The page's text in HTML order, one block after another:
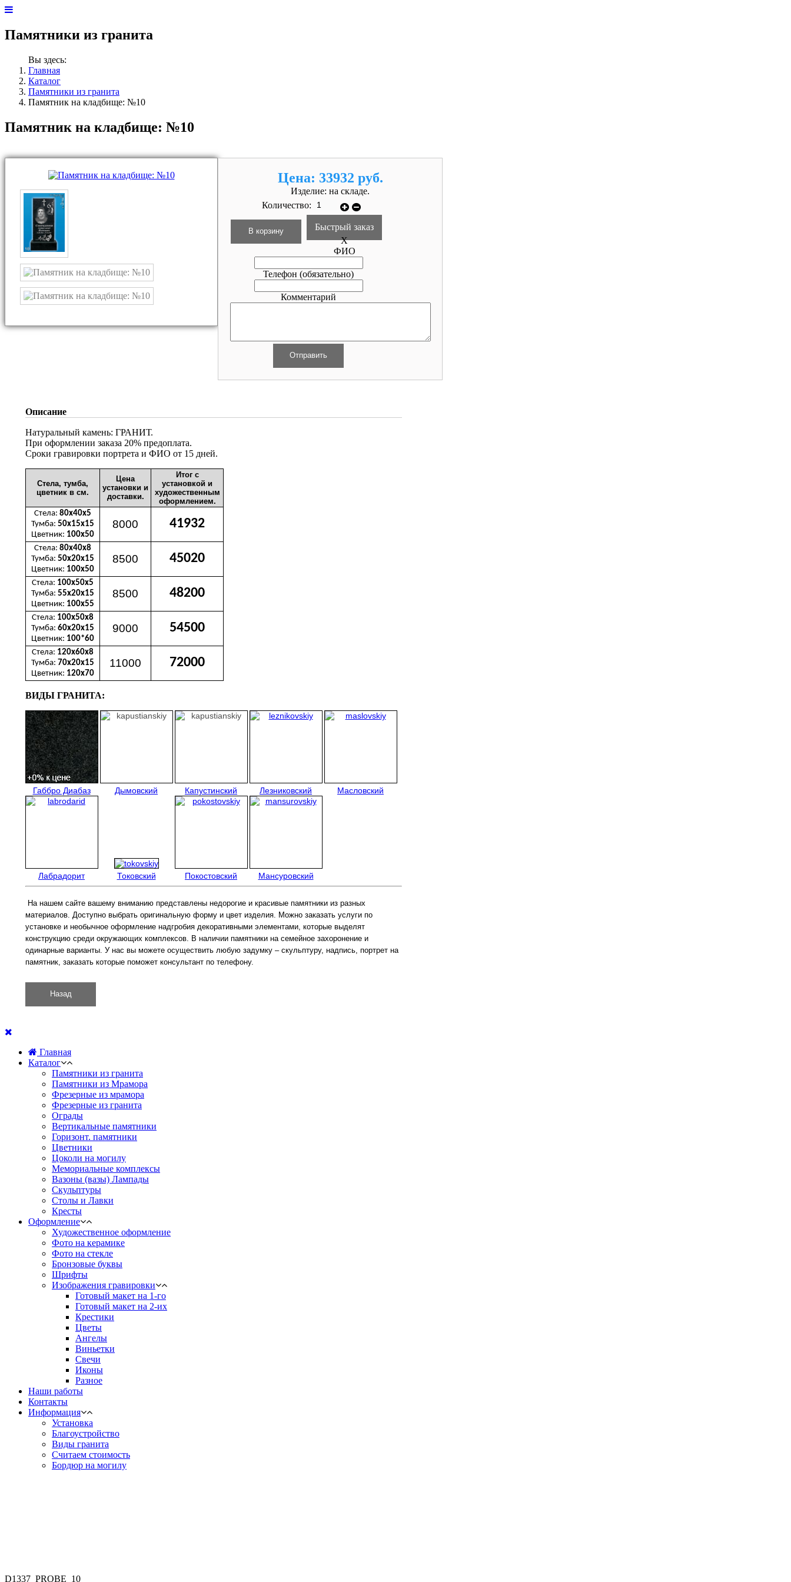
Памятники из гранита
Вы здесь:
Главная
Каталог
Памятники из гранита
Памятник на кладбище: №10
Памятник на кладбище: №10
Цена: 33932 руб.
Изделие: на складе.
Количество:
Быстрый заказ
X
ФИО
Телефон (обязательно)
Комментарий
Описание
Натуральный камень: ГРАНИТ.
При оформлении заказа 20% предоплата.
Сроки гравировки портрета и ФИО от 15 дней.
Стела, тумба,
цветник в см.
Цена
установки и
доставки.
Итог с
установкой и
художественным
оформлением.
Стела: 80х40х5
Тумба: 50х15х15
Цветник: 100х50
8000 41932
Стела: 80х40х8
Тумба: 50х20х15
Цветник: 100х50
8500 45020
Стела: 100х50х5
Тумба: 55х20х15
Цветник: 100х55
8500 48200
Стела: 100х50х8
Тумба: 60х20х15
Цветник: 100*60
9000 54500
Стела: 120х60х8
Тумба: 70х20х15
Цветник: 120х70
11000 72000
ВИДЫ ГРАНИТА:
Габбро Диабаз Дымовский Капустинский Лезниковский Масловский
Лабрадорит Токовский Покостовский Мансуровский
На нашем сайте вашему вниманию представлены недорогие и красивые памятники из разных
материалов. Доступно выбрать оригинальную форму и цвет изделия. Можно заказать услуги по
установке и необычное оформление надгробия декоративными элементами, которые выделят
конструкцию среди окружающих комплексов. В наличии памятники на семейное захоронение и
одинарные варианты. У нас вы можете осуществить любую задумку – скульптуру, надпись, портрет на
памятник, заказать которые поможет консультант по телефону.
Главная
Каталог
Памятники из гранита
Памятники из Мрамора
Фрезерные из мрамора
Фрезерные из гранита
Ограды
Вертикальные памятники
Горизонт. памятники
Цветники
Цоколи на могилу
Мемориальные комплексы
Вазоны (вазы) Лампады
Скульптуры
Столы и Лавки
Кресты
Оформление
Художественное оформление
Фото на керамике
Фото на стекле
Бронзовые буквы
Шрифты
Изображения гравировки
Готовый макет на 1-го
Готовый макет на 2-их
Крестики
Цветы
Ангелы
Виньетки
Свечи
Иконы
Разное
Наши работы
Контакты
Информация
Установка
Благоустройство
Виды гранита
Считаем стоимость
Бордюр на могилу